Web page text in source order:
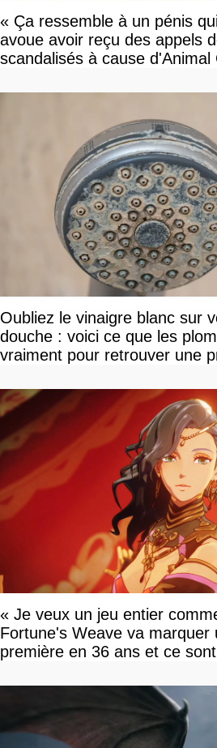
« Ça ressemble à un pénis
avoue avoir reçu des appels
scandalisés à cause d'Animal
Oubliez le vinaigre blanc sur
douche : voici ce que les
vraiment pour retrouver une
« Je veux un jeu entier
Fortune's Weave va marquer
première en 36 ans et ce